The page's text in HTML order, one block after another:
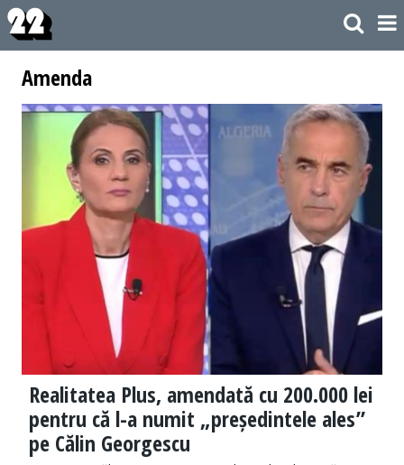
Amenda
Realitatea Plus, amendată cu 200.000 lei
pentru că l-a numit „președintele ales”
pe Călin Georgescu